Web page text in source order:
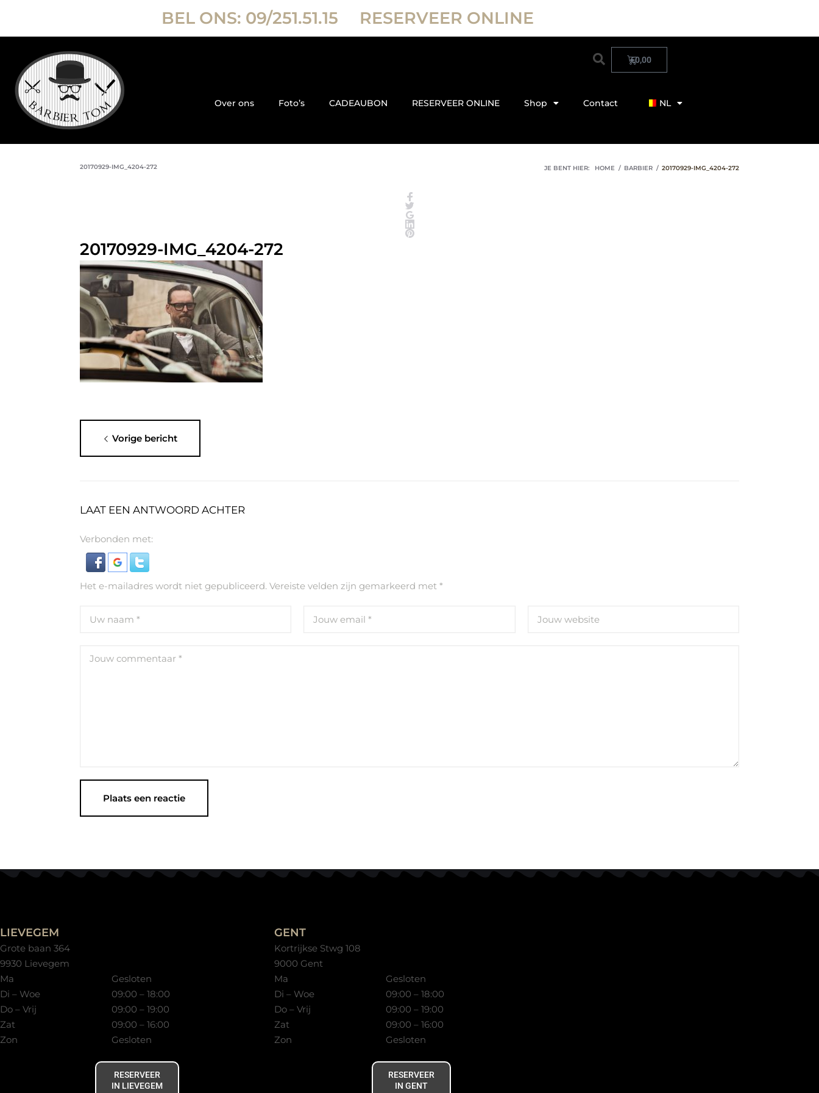
BEL ONS: 09/251.51.15 RESERVEER ONLINE
€0,00
Over ons Foto’s CADEAUBON RESERVEER ONLINE Shop Contact NL
20170929-IMG_4204-272 JE BENT HIER: HOME / BARBIER / 20170929-IMG_4204-272
20170929-IMG_4204-272
Vorige bericht
LAAT EEN ANTWOORD ACHTER
Verbonden met:
Het e-mailadres wordt niet gepubliceerd. Vereiste velden zijn gemarkeerd met *
LIEVEGEM
Grote baan 364
9930 Lievegem
Ma
Gesloten
Di – Woe
09:00 – 18:00
Do – Vrij
09:00 – 19:00
Zat
09:00 – 16:00
Zon
Gesloten
RESERVEER
IN LIEVEGEM
GENT
Kortrijkse Stwg 108
9000 Gent
Ma
Gesloten
Di – Woe
09:00 – 18:00
Do – Vrij
09:00 – 19:00
Zat
09:00 – 16:00
Zon
Gesloten
RESERVEER
IN GENT